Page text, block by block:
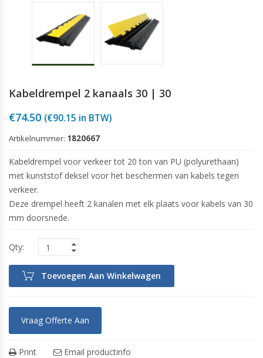
Kabeldrempel 2 kanaals 30 | 30
€74.50 (€90.15 in BTW)
Artikelnummer: 1820667
Kabeldrempel voor verkeer tot 20 ton van PU (polyurethaan)
met kunststof deksel voor het beschermen van kabels tegen
verkeer.
Deze drempel heeft 2 kanalen met elk plaats voor kabels van 30
mm doorsnede.
Toevoegen Aan Winkelwagen
Vraag Offerte Aan
Print Email productinfo